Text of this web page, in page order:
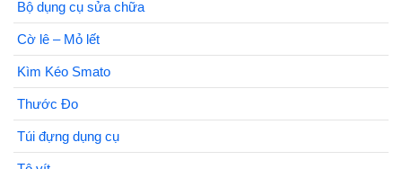
Bộ dụng cụ sửa chữa
Cờ lê – Mỏ lết
Kìm Kéo Smato
Thước Đo
Túi đựng dụng cụ